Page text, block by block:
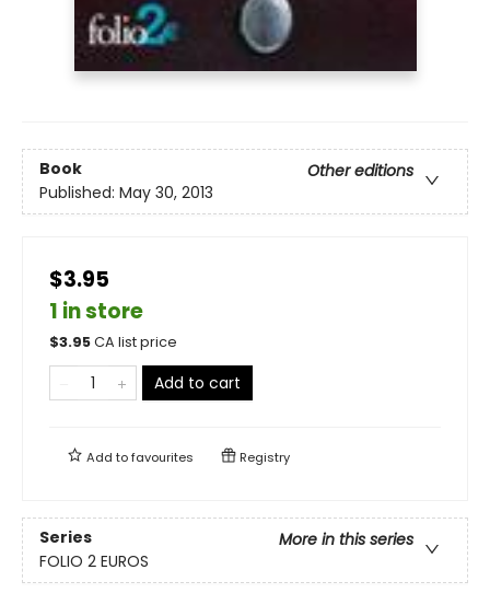
Book
Other editions
Published: May 30, 2013
$3.95
1 in store
$3.95CA list price
Add to cart
Add tofavourites Registry
Series
More in this series
FOLIO 2 EUROS